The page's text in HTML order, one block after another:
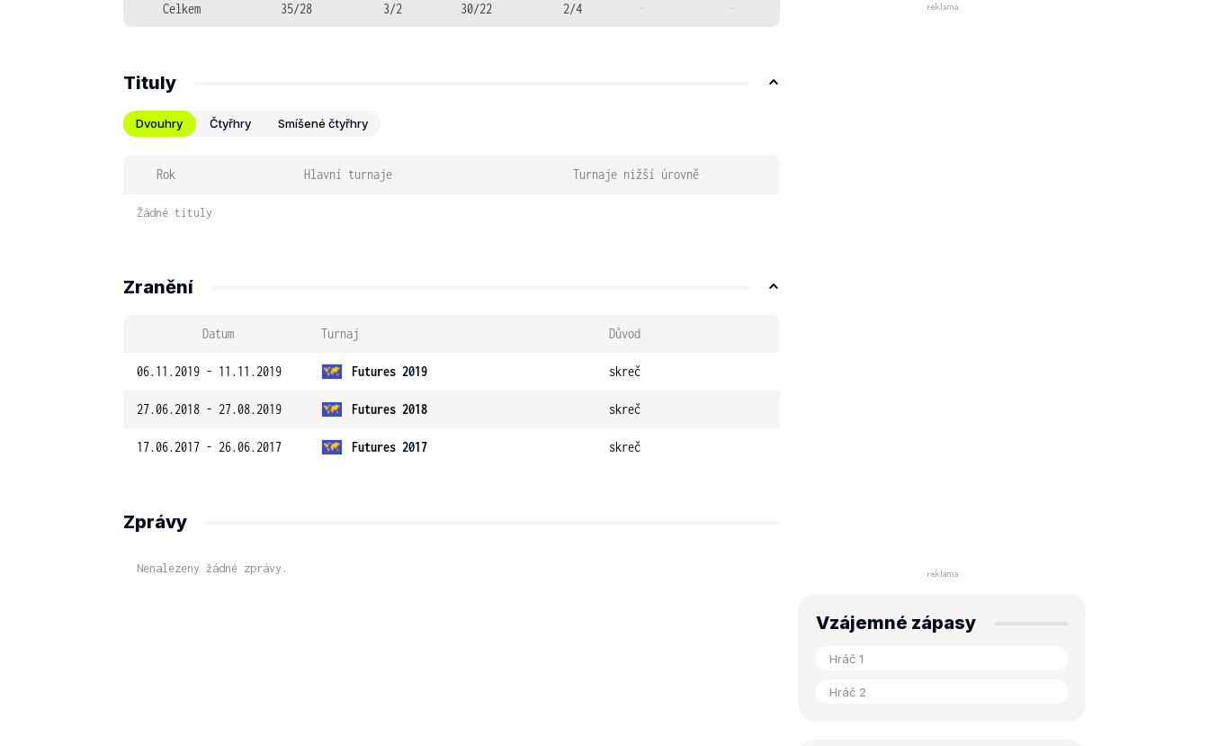
Celkem 35/28 3/2 30/22 2/4 - -
Tituly
Dvouhry Čtyřhry Smíšené čtyřhry
Rok Hlavní turnaje Turnaje nižší úrovně
Žádné tituly
Zranění
Datum Turnaj Důvod
06.11.2019 - 11.11.2019 Futures 2019 skreč
27.06.2018 - 27.08.2019 Futures 2018 skreč
17.06.2017 - 26.06.2017 Futures 2017 skreč
Zprávy
Nenalezeny žádné zprávy.
Vzájemné zápasy